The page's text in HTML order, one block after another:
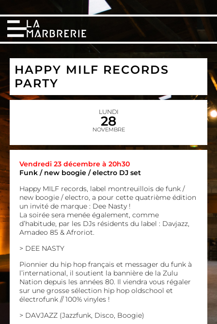
HAPPY MILF RECORDS
PARTY
LUNDI
28
NOVEMBRE
Vendredi 23 décembre à 20h30
Funk / new boogie / electro DJ set
Happy MILF records, label montreuillois de funk /
new boogie / electro, a pour cette quatrième édition
un invité de marque : Dee Nasty !
La soirée sera menée également, comme
d’habitude, par les DJs résidents du label : Davjazz,
Amadeo 85 & Afroriot.
> DEE NASTY
Pionnier du hip hop français et messager du funk à
l’international, il soutient la bannière de la Zulu
Nation depuis les années 80. Il viendra vous régaler
sur une grosse sélection hip hop oldschool et
électrofunk // 100% vinyles !
> DAVJAZZ (Jazzfunk, Disco, Boogie)